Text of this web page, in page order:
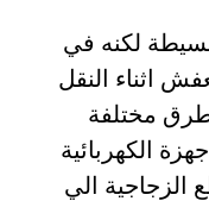
بسيطة لكنه في
اثناء النقل
مختلفة
الكهربائية
الزجاجية الي